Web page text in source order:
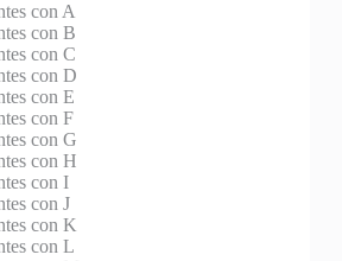
con A
con B
con C
con D
con E
con F
con G
con H
con I
con J
con K
con L